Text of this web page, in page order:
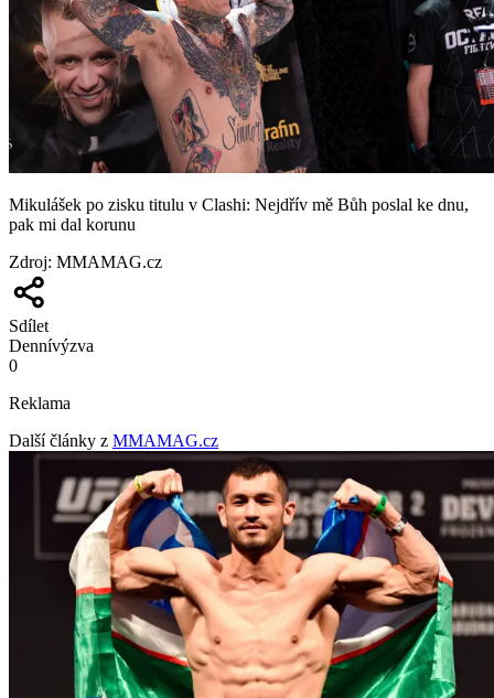
Mikulášek po zisku titulu v Clashi: Nejdřív mě Bůh poslal ke dnu,
pak mi dal korunu
Zdroj: MMAMAG.cz
Sdílet
Dennívýzva
0
Reklama
Další články z MMAMAG.cz